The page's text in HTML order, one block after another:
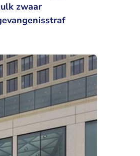
zwaar